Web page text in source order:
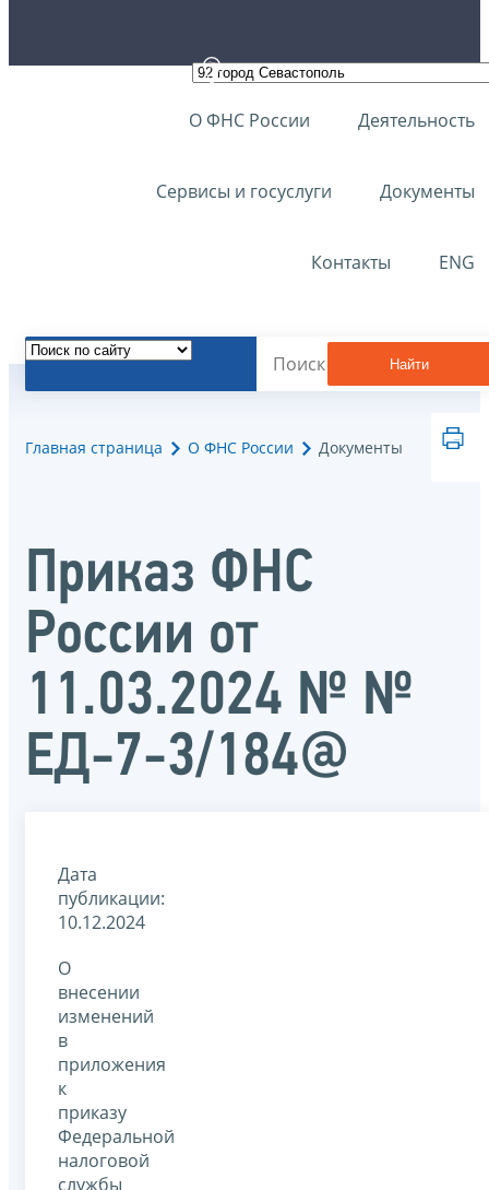
О ФНС России Деятельность
Сервисы и госуслуги Документы
Контакты ENG
Найти
Главная страница О ФНС России Документы
Приказ ФНС
России от
11.03.2024 № №
ЕД-7-3/184@
Дата
публикации:
10.12.2024
О
внесении
изменений
в
приложения
к
приказу
Федеральной
налоговой
службы